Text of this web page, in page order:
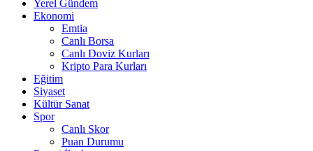
Yerel Gündem
Ekonomi
Emtia
Canlı Borsa
Canlı Doviz Kurları
Kripto Para Kurları
Eğitim
Siyaset
Kültür Sanat
Spor
Canlı Skor
Puan Durumu